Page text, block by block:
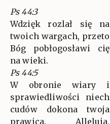
Ps 44:3
Wdzięk rozlał się na
twoich wargach, przeto
Bóg pobłogosławi cię
na wieki.
Ps 44:5
W obronie wiary i
sprawiedliwości niech
cudów dokona twoja
prawica. Alleluja,